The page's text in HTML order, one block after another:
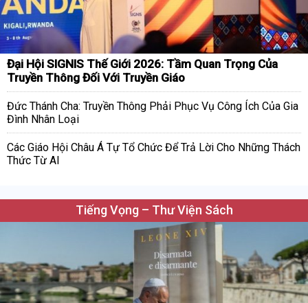
Đại Hội SIGNIS Thế Giới 2026: Tầm Quan Trọng Của
Truyền Thông Đối Với Truyền Giáo
Đức Thánh Cha: Truyền Thông Phải Phục Vụ Công Ích Của Gia
Đình Nhân Loại
Các Giáo Hội Châu Á Tự Tổ Chức Để Trả Lời Cho Những Thách
Thức Từ AI
Tiếng Vọng – Thư Viện Sách